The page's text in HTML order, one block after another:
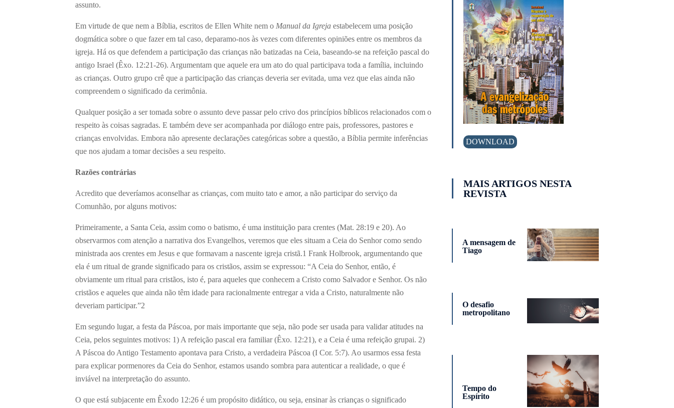
assunto.
Em virtude de que nem a Bíblia, escritos de Ellen White nem o Manual da Igreja estabelecem uma posição
dogmática sobre o que fazer em tal caso, deparamo-nos às vezes com diferentes opiniões entre os membros da
igreja. Há os que defendem a participação das crianças não batizadas na Ceia, baseando-se na refeição pascal do
antigo Israel (Êxo. 12:21-26). Argumentam que aquele era um ato do qual participava toda a família, incluindo
as crianças. Outro grupo crê que a participação das crianças deveria ser evitada, uma vez que elas ainda não
compreendem o significado da cerimônia.
Qualquer posição a ser tomada sobre o assunto deve passar pelo crivo dos princípios bíblicos relacionados com o
respeito às coisas sagradas. E também deve ser acompanhada por diálogo entre pais, professores, pastores e
crianças envolvidas. Embora não apresente declarações categóricas sobre a questão, a Bíblia permite inferências
que nos ajudam a tomar decisões a seu respeito.
Razões contrárias
Acredito que deveríamos aconselhar as crianças, com muito tato e amor, a não participar do serviço da
Comunhão, por alguns motivos:
Primeiramente, a Santa Ceia, assim como o batismo, é uma instituição para crentes (Mat. 28:19 e 20). Ao
observarmos com atenção a narrativa dos Evangelhos, veremos que eles situam a Ceia do Senhor como sendo
ministrada aos crentes em Jesus e que formavam a nascente igreja cristã.1 Frank Holbrook, argumentando que
ela é um ritual de grande significado para os cristãos, assim se expressou: “A Ceia do Senhor, então, é
obviamente um ritual para cristãos, isto é, para aqueles que conhecem a Cristo como Salvador e Senhor. Os não
cristãos e aqueles que ainda não têm idade para racionalmente entregar a vida a Cristo, naturalmente não
deveriam participar.”2
Em segundo lugar, a festa da Páscoa, por mais importante que seja, não pode ser usada para validar atitudes na
Ceia, pelos seguintes motivos: 1) A refeição pascal era familiar (Êxo. 12:21), e a Ceia é uma refeição grupai. 2)
A Páscoa do Antigo Testamento apontava para Cristo, a verdadeira Páscoa (I Cor. 5:7). Ao usarmos essa festa
para explicar pormenores da Ceia do Senhor, estamos usando sombra para autenticar a realidade, o que é
inviável na interpretação do assunto.
O que está subjacente em Êxodo 12:26 é um propósito didático, ou seja, ensinar às crianças o significado
DOWNLOAD
MAIS ARTIGOS NESTA
REVISTA
A mensagem de
Tiago
O desafio
metropolitano
Tempo do
Espírito